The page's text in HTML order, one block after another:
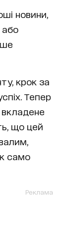
новини,
або
крок за
Тепер
вкладене
що цей
само
Реклама